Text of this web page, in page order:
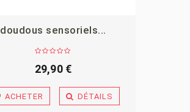
APERÇU
doudous sensoriels...
29,90 €
ACHETER DÉTAILS